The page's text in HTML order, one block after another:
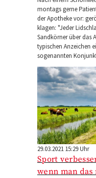
montags gerne
der Apotheke vor:
klagen: "Jeder
Sandkörner über das
typischen Anzeichen
sogenannten
29.03.2021 15:29 Uhr
Sport
wenn man